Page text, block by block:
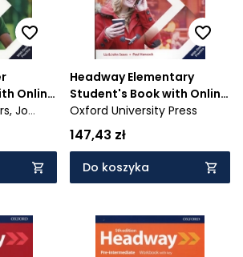
Online
Jo
Headway Elementary
Student's Book with Online
Practice
Oxford University Press
147,43 zł
Do koszyka